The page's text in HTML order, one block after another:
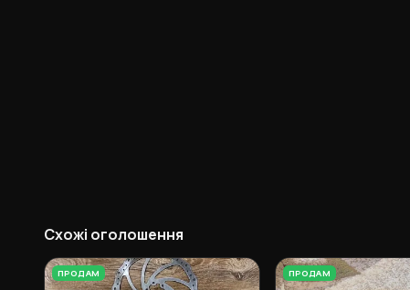
Схожі оголошення
ПРОДАМ ПРОДАМ